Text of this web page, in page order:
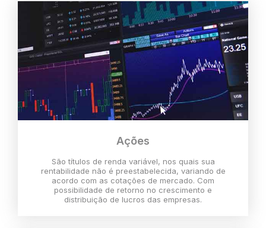
Ações
São títulos de renda variável, nos quais sua
rentabilidade não é preestabelecida, variando de
acordo com as cotações de mercado. Com
possibilidade de retorno no crescimento e
distribuição de lucros das empresas.